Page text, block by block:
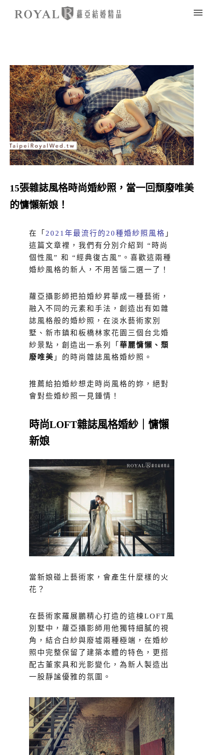
15張雜誌風格時尚婚紗照，當一回頹廢唯美
的慵懶新娘！
在「 2021年最流行的20種婚紗照風格 」
這篇文章裡，我們有分別介紹到 “時尚
個性風” 和 “經典復古風”。喜歡這兩種
婚紗風格的新人，不用苦惱二選一了！
蘿亞攝影師把拍婚紗昇華成一種藝術，
融入不同的元素和手法，創造出有如雜
誌風格般的婚紗照，在淡水藝術家別
墅、新市鎮和板橋林家花園三個台北婚
紗景點，創造出一系列「 華麗慵懶、頹
廢唯美 」的時尚雜誌風格婚紗照。
推薦給拍婚紗想走時尚風格的妳，絕對
會對些婚紗照一見鍾情！
時尚LOFT雜誌風格婚紗｜慵懶
新娘
當新娘碰上藝術家，會產生什麼樣的火
花？
在藝術家羅展鵬精心打造的這棟LOFT風
別墅中，蘿亞攝影師用他獨特細膩的視
角，結合白紗與廢墟兩種極端，在婚紗
照中完整保留了建築本體的特色，更搭
配古董家具和光影變化，為新人製造出
一股靜謐優雅的氛圍。